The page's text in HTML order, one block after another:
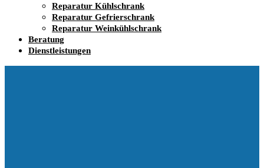
Reparatur Kühlschrank
Reparatur Gefrierschrank
Reparatur Weinkühlschrank
Beratung
Dienstleistungen